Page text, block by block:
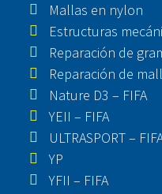
Mallas en nylon
Estructuras
Reparación de
Reparación de
Nature D3 – FIFA
YEII – FIFA
ULTRASPORT –
YP
YFII – FIFA